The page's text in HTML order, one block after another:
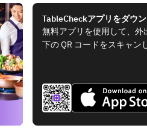
TableCheckアプリをダウ
無料アプリを使用して、
下の QR コードをスキャン